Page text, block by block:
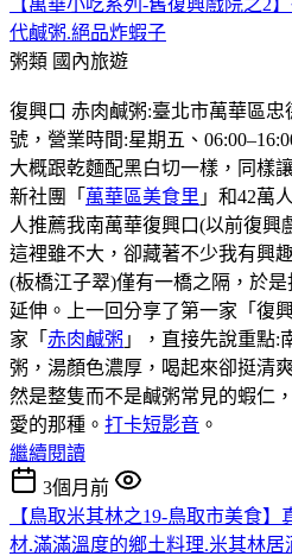
代鹹粥.絕品炸蝦子
粥類 國內旅遊
復興口 赤肉鹹粥:臺北市萬華區忠
號，營業時間:星期五、
大概跟乾麵配黑白切一樣，同樣
新社團「 萬華區美食里 」和42萬
人推薦我南萬華復興口(以前復興
這裡雖不大，卻藏著不少我有興
(板橋江子翠)僅有一橋之隔，於
延伸。上一回分享了第一家「復
家「 赤肉鹹粥 」，直接先說重點:
粥，湯顏色濃厚，喝起來卻挺清
然是整隻而不是鹹粥常見的蝦仁
愛的那種。 打卡短影音 。
繼續閱讀
3個月前
【鳥取米其林之19-鳥取市美食
材.滿滿溫度的鄉土料理.米其林居